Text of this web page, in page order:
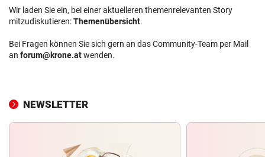
Wir laden Sie ein, bei einer aktuelleren themenrelevanten Story
mitzudiskutieren:Themenübersicht.
Bei Fragen können Sie sich gern an das Community-Team per Mail
an forum@krone.atwenden.
NEWSLETTER